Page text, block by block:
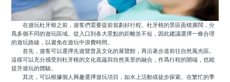
在遊玩杜牙根之前，遊客們需要提前規劃好行程。杜牙根的景區面積廣闊，分
爲多個不同的遊玩區域。從入口到各大景點的距離並不短，因此建議選擇一條合理
的遊玩路線，以避免在遊玩中浪費時間。
首先，遊客可以選擇先遊覽普及文化的展覽館，再沿著步道前往自然風光區。
這樣可以充分感受到杜牙根的文化底蘊與自然美景的融合，作爲行程的開端，也能
提升遊玩的體驗。
其次，可以根據個人興趣選擇遊玩項目，如水上活動或徒步探索。在繁忙的季